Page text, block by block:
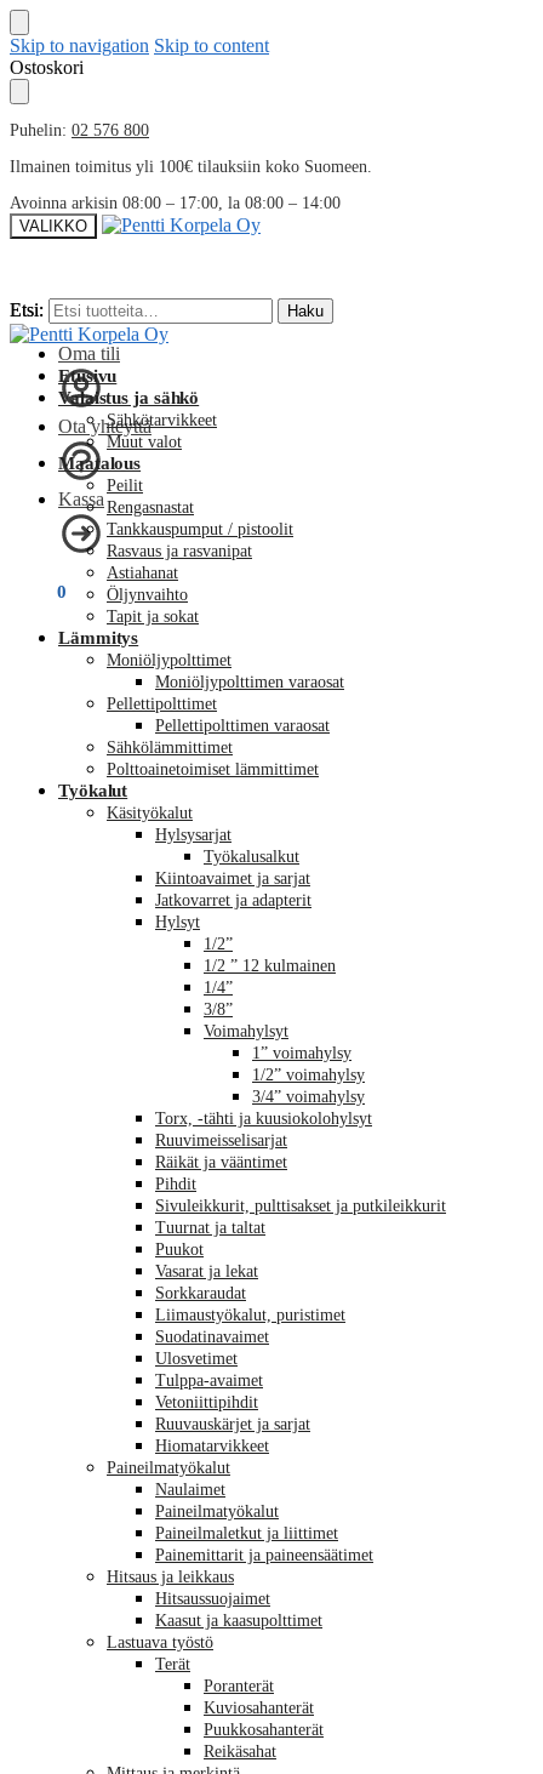
Skip to navigation Skip to content
Ostoskori
Puhelin: 02 576 800
Ilmainen toimitus yli 100€ tilauksiin koko Suomeen.
Avoinna arkisin 08:00 – 17:00, la 08:00 – 14:00
VALIKKO
Etsi: Haku
Oma tili
Ota yhteyttä
Kassa
0
Etsi: Haku
Etusivu
Valaistus ja sähkö
Sähkötarvikkeet
Muut valot
Maatalous
Peilit
Rengasnastat
Tankkauspumput / pistoolit
Rasvaus ja rasvanipat
Astiahanat
Öljynvaihto
Tapit ja sokat
Lämmitys
Moniöljypolttimet
Moniöljypolttimen varaosat
Pellettipolttimet
Pellettipolttimen varaosat
Sähkölämmittimet
Polttoainetoimiset lämmittimet
Työkalut
Käsityökalut
Hylsysarjat
Työkalusalkut
Kiintoavaimet ja sarjat
Jatkovarret ja adapterit
Hylsyt
1/2”
1/2 ” 12 kulmainen
1/4”
3/8”
Voimahylsyt
1” voimahylsy
1/2” voimahylsy
3/4” voimahylsy
Torx, -tähti ja kuusiokolohylsyt
Ruuvimeisselisarjat
Räikät ja vääntimet
Pihdit
Sivuleikkurit, pulttisakset ja putkileikkurit
Tuurnat ja taltat
Puukot
Vasarat ja lekat
Sorkkaraudat
Liimaustyökalut, puristimet
Suodatinavaimet
Ulosvetimet
Tulppa-avaimet
Vetoniittipihdit
Ruuvauskärjet ja sarjat
Hiomatarvikkeet
Paineilmatyökalut
Naulaimet
Paineilmatyökalut
Paineilmaletkut ja liittimet
Painemittarit ja paineensäätimet
Hitsaus ja leikkaus
Hitsaussuojaimet
Kaasut ja kaasupolttimet
Lastuava työstö
Terät
Poranterät
Kuviosahanterät
Puukkosahanterät
Reikäsahat